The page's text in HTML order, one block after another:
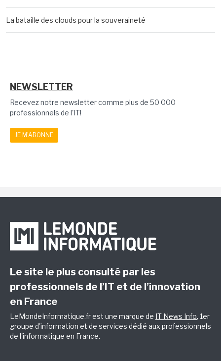
La bataille des clouds pour la souveraineté
NEWSLETTER
Recevez notre newsletter comme plus de 50 000
professionnels de l'IT!
JE M'ABONNE
Le site le plus consulté par les
professionnels de l’IT et de l’innovation
en France
LeMondeInformatique.fr est une marque de IT News Info, 1er
groupe d'information et de services dédié aux professionnels
de l'informatique en France.